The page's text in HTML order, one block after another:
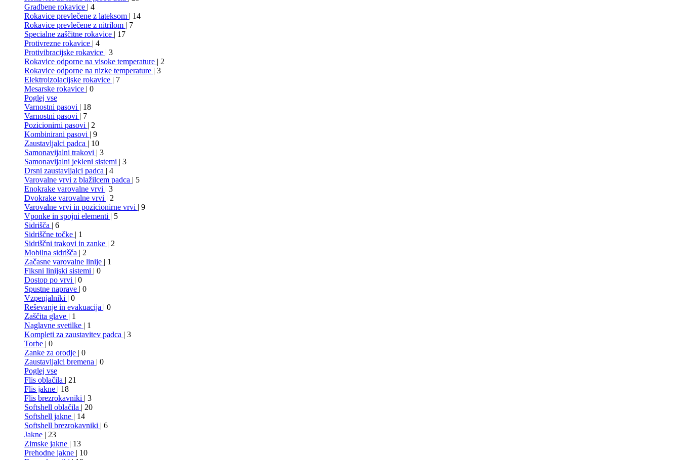
Gradbene rokavice | 4
Rokavice prevlečene z lateksom | 14
Rokavice prevlečene z nitrilom | 7
Specialne zaščitne rokavice | 17
Protivrezne rokavice | 4
Protivibracijske rokavice | 3
Rokavice odporne na visoke temperature | 2
Rokavice odporne na nizke temperature | 3
Elektroizolacijske rokavice | 7
Mesarske rokavice | 0
Poglej vse
Varnostni pasovi | 18
Varnostni pasovi | 7
Pozicionirni pasovi | 2
Kombinirani pasovi | 9
Zaustavljalci padca | 10
Samonavijalni trakovi | 3
Samonavijalni jekleni sistemi | 3
Drsni zaustavljalci padca | 4
Varovalne vrvi z blažilcem padca | 5
Enokrake varovalne vrvi | 3
Dvokrake varovalne vrvi | 2
Varovalne vrvi in pozicionirne vrvi | 9
Vponke in spojni elementi | 5
Sidrišča | 6
Sidriščne točke | 1
Sidriščni trakovi in zanke | 2
Mobilna sidrišča | 2
Začasne varovalne linije | 1
Fiksni linijski sistemi | 0
Dostop po vrvi | 0
Spustne naprave | 0
Vzpenjalniki | 0
Reševanje in evakuacija | 0
Zaščita glave | 1
Naglavne svetilke | 1
Kompleti za zaustavitev padca | 3
Torbe | 0
Zanke za orodje | 0
Zaustavljalci bremena | 0
Poglej vse
Flis oblačila | 21
Flis jakne | 18
Flis brezrokavniki | 3
Softshell oblačila | 20
Softshell jakne | 14
Softshell brezrokavniki | 6
Jakne | 23
Zimske jakne | 13
Prehodne jakne | 10